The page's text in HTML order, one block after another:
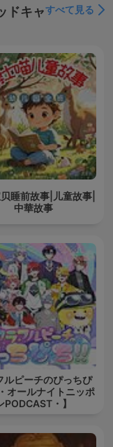
ドキャすべて見る
睡前故事|儿童故事|
中華故事
ルピーチのぴっちぴ
オールナイトニッポ
PODCAST・】